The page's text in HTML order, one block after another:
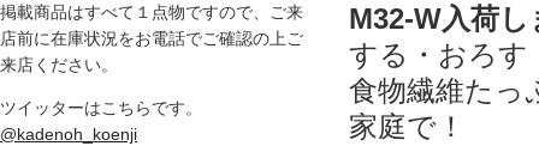
M32-W入荷
する・おろす
食物繊維たっ
家庭で！
掲載商品はすべて１点物ですので、ご来
店前に在庫状況をお電話でご確認の上ご
来店ください。
ツイッターはこちらです。
@kadenoh_koenji